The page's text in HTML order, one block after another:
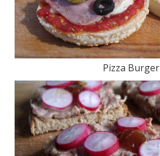
Pizza Burger